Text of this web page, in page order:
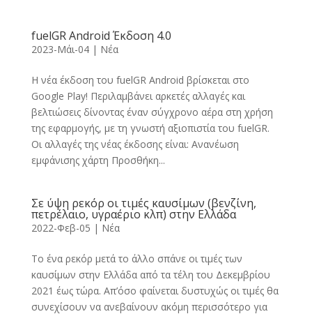
fuelGR Android Έκδοση 4.0
2023-Μάι-04| Νέα
Η νέα έκδοση του fuelGR Android βρίσκεται στο
Google Play! Περιλαμβάνει αρκετές αλλαγές και
βελτιώσεις δίνοντας έναν σύγχρονο αέρα στη χρήση
της εφαρμογής, με τη γνωστή αξιοπιστία του fuelGR.
Οι αλλαγές της νέας έκδοσης είναι: Ανανέωση
εμφάνισης χάρτη Προσθήκη...
Σε ύψη ρεκόρ οι τιμές καυσίμων (βενζίνη,
πετρέλαιο, υγραέριο κλπ) στην Ελλάδα
2022-Φεβ-05 | Νέα
Το ένα ρεκόρ μετά το άλλο σπάνε οι τιμές των
καυσίμων στην Ελλάδα από τα τέλη του Δεκεμβρίου
2021 έως τώρα. Απ’όσο φαίνεται δυστυχώς οι τιμές θα
συνεχίσουν να ανεβαίνουν ακόμη περισσότερο για